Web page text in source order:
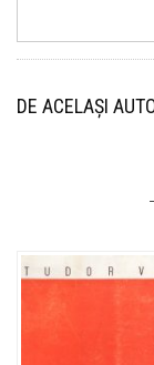
DE ACELAȘI